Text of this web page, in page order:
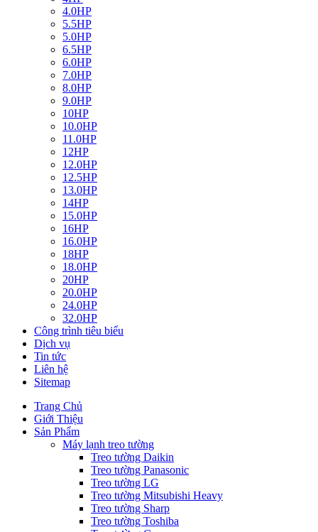
4.0HP
5.5HP
5.0HP
6.5HP
6.0HP
7.0HP
8.0HP
9.0HP
10HP
10.0HP
11.0HP
12HP
12.0HP
12.5HP
13.0HP
14HP
15.0HP
16HP
16.0HP
18HP
18.0HP
20HP
20.0HP
24.0HP
32.0HP
Công trình tiêu biểu
Dịch vụ
Tin tức
Liên hệ
Sitemap
Trang Chủ
Giới Thiệu
Sản Phẩm
Máy lạnh treo tường
Treo tường Daikin
Treo tường Panasonic
Treo tường LG
Treo tường Mitsubishi Heavy
Treo tường Sharp
Treo tường Toshiba